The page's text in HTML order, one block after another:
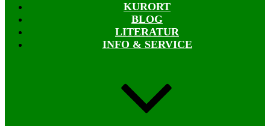
KURORT
BLOG
LITERATUR
INFO & SERVICE